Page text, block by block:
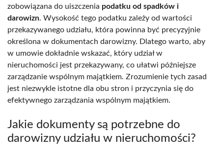
zobowiązana do uiszczenia podatku od spadków i
darowizn. Wysokość tego podatku zależy od wartości
przekazywanego udziału, która powinna być precyzyjnie
określona w dokumentach darowizny. Dlatego warto, aby
w umowie dokładnie wskazać, który udział w
nieruchomości jest przekazywany, co ułatwi późniejsze
zarządzanie wspólnym majątkiem. Zrozumienie tych zasad
jest niezwykle istotne dla obu stron i przyczynia się do
efektywnego zarządzania wspólnym majątkiem.
Jakie dokumenty są potrzebne do
darowizny udziału w nieruchomości?